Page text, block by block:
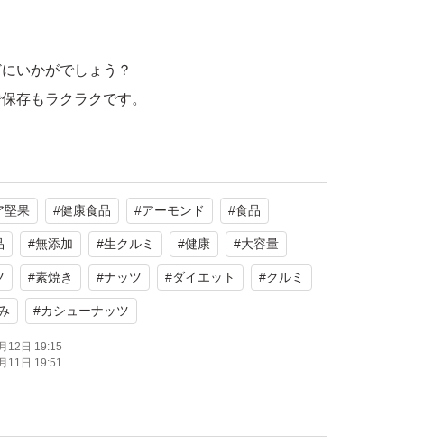
いかがでしょう？
存もラクラクです。
、1種類だけでは摂りきれないさまざまな栄養
摂取でき、健康維持や美容、間食にも最適で
ガ3脂肪酸
タミンE・食物繊維
んぱく質
堅果 #健康食品 #アーモンド #食品
#無添加 #生クルミ #健康 #大容量
#素焼き #ナッツ #ダイエット #クルミ
#カシューナッツ
12日 19:15
11日 19:51